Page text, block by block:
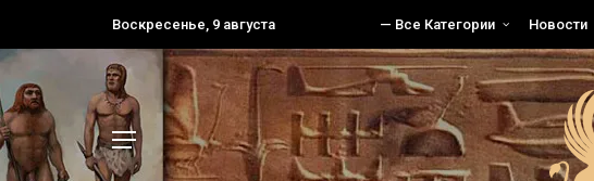
Воскресенье, 9 августа — Все Категории Новости